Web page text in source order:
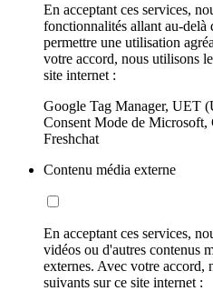
En acceptant ces services,
fonctionnalités allant au-delà
permettre une utilisation
votre accord, nous utilisons
site internet :
Google Tag Manager, UET
Consent Mode de
Freshchat
Contenu média externe
En acceptant ces services,
vidéos ou d'autres contenus
externes. Avec votre accord,
suivants sur ce site internet :